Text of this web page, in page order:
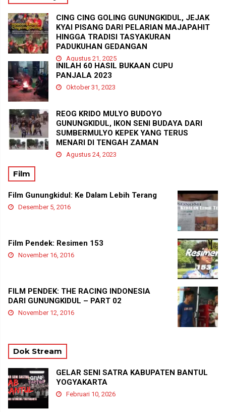
CING CING GOLING GUNUNGKIDUL, JEJAK
KYAI PISANG DARI PELARIAN MAJAPAHIT
HINGGA TRADISI TASYAKURAN
PADUKUHAN GEDANGAN
Agustus 21, 2025
INILAH 60 HASIL BUKAAN CUPU
PANJALA 2023
Oktober 31, 2023
REOG KRIDO MULYO BUDOYO
GUNUNGKIDUL, IKON SENI BUDAYA DARI
SUMBERMULYO KEPEK YANG TERUS
MENARI DI TENGAH ZAMAN
Agustus 24, 2023
Film
Film Gunungkidul: Ke Dalam Lebih Terang
Desember 5, 2016
Film Pendek: Resimen 153
November 16, 2016
FILM PENDEK: THE RACING INDONESIA
DARI GUNUNGKIDUL – PART 02
November 12, 2016
Dok Stream
GELAR SENI SATRA KABUPATEN BANTUL
YOGYAKARTA
Februari 10, 2026